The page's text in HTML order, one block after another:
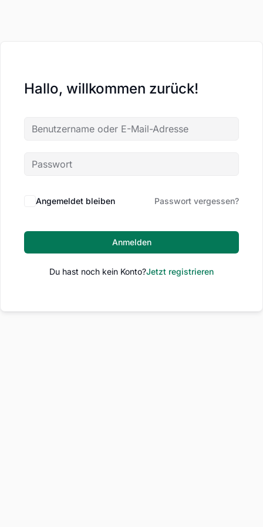
Hallo, willkommen zurück!
Angemeldet bleiben Passwort vergessen?
Anmelden
Du hast noch kein Konto?Jetzt registrieren